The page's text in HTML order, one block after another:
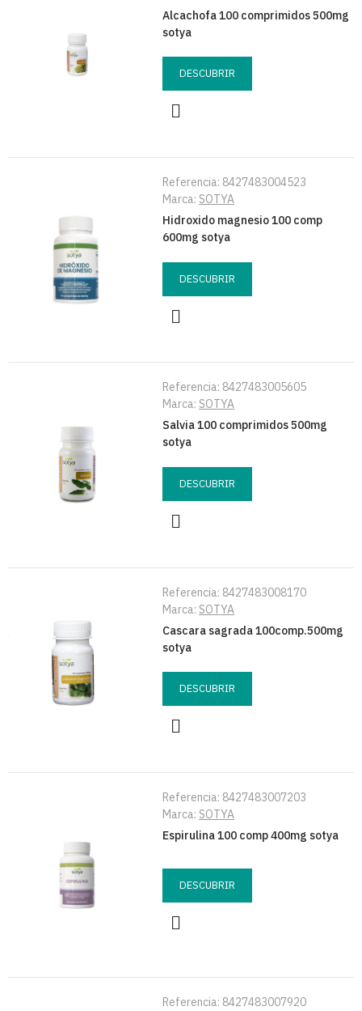
Alcachofa 100 comprimidos 500mg
sotya
DESCUBRIR
Referencia: 8427483004523
Marca: SOTYA
Hidroxido magnesio 100 comp
600mg sotya
DESCUBRIR
Referencia: 8427483005605
Marca: SOTYA
Salvia 100 comprimidos 500mg
sotya
DESCUBRIR
Referencia: 8427483008170
Marca: SOTYA
Cascara sagrada 100comp.500mg
sotya
DESCUBRIR
Referencia: 8427483007203
Marca: SOTYA
Espirulina 100 comp 400mg sotya
DESCUBRIR
Referencia: 8427483007920